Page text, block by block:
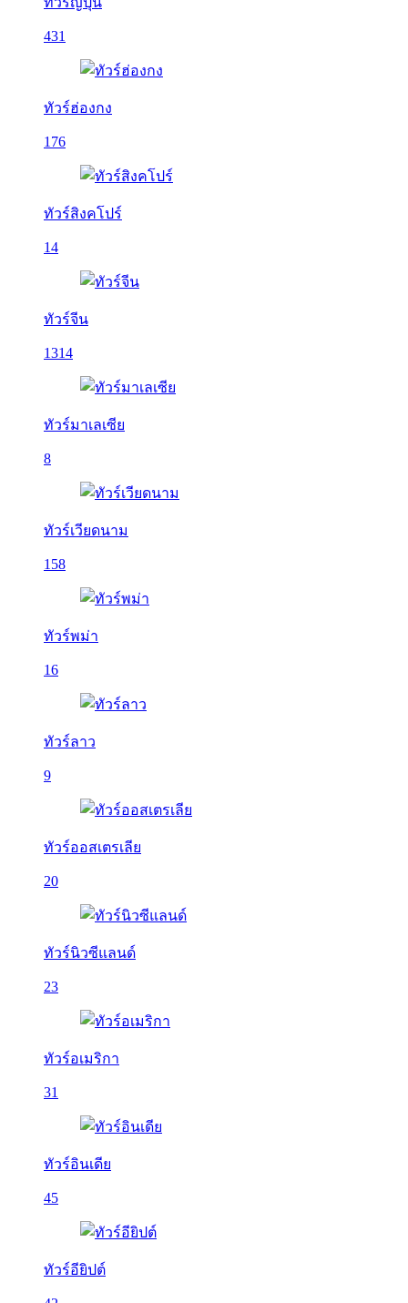
431
ทัวร์ฮ่องกง
176
ทัวร์สิงคโปร์
14
ทัวร์จีน
1314
ทัวร์มาเลเซีย
8
ทัวร์เวียดนาม
158
ทัวร์พม่า
16
ทัวร์ลาว
9
ทัวร์ออสเตรเลีย
20
ทัวร์นิวซีแลนด์
23
ทัวร์อเมริกา
31
ทัวร์อินเดีย
45
ทัวร์อียิปต์